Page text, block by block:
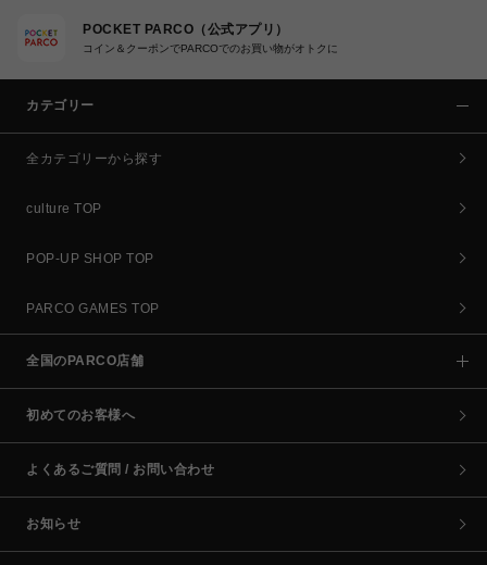
POCKET PARCO（公式アプリ）
コイン＆クーポンでPARCOでのお買い物がオトクに
カテゴリー
全カテゴリーから探す
culture TOP
POP-UP SHOP TOP
PARCO GAMES TOP
全国のPARCO店舗
初めてのお客様へ
よくあるご質問 / お問い合わせ
お知らせ